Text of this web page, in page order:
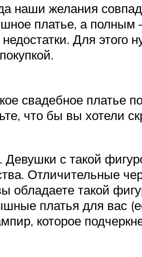
наши желания
платье, а полным
Для этого
свадебное платье
что бы вы хотели
Девушки с такой
Отличительные
обладаете такой
платья для вас
которое